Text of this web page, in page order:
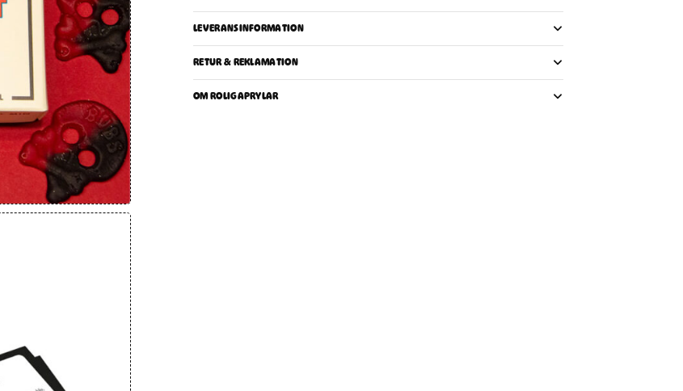
LEVERANSINFORMATION
RETUR & REKLAMATION
OM ROLIGAPRYLAR